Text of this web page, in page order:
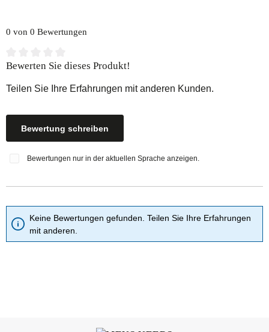
0 von 0 Bewertungen
Durchschnittliche Bewertung von 0 von 5 Sternen
Bewerten Sie dieses Produkt!
Teilen Sie Ihre Erfahrungen mit anderen Kunden.
Bewertung schreiben
Bewertungen nur in der aktuellen Sprache anzeigen.
Keine Bewertungen gefunden. Teilen Sie Ihre Erfahrungen
mit anderen.